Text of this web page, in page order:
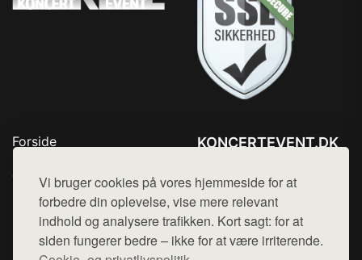
Vi bruger cookies på vores hjemmeside for at
forbedre din oplevelse, vise mere relevant
indhold og analysere trafikken. Kort sagt: for at
siden fungerer bedre – ikke for at være irriterende.
Forside
Top Rabatter
Blog
Kontakt
KONCERTEVENT.DK
Mail: hej@want.dk
Cookie- og privatlivspolitik